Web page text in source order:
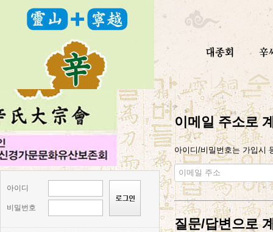
아이디
비밀번호
이메일 주소로
아이디/비밀번호는 가입시
질문/답변으로